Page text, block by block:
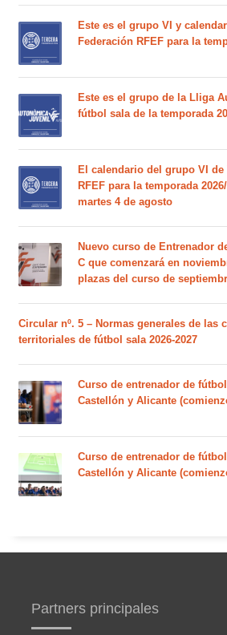
Este es el grupo VI y
Federación RFEF para la
Este es el grupo de la Lliga
fútbol sala de la temporada
El calendario del grupo VI de
RFEF para la temporada
martes 4 de agosto
Nuevo curso de Entrenador
C que comenzará en
plazas del curso de
Circular nº. 5 – Normas generales de las
territoriales de fútbol sala 2026-2027
Curso de entrenador de
Castellón y Alicante
Curso de entrenador de
Castellón y Alicante
Partners principales